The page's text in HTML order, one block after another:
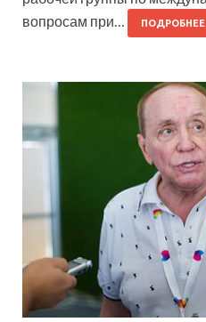
вопросам при…
ПОДРОБНЕЕ